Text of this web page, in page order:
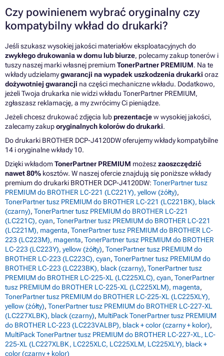
Czy powinienem wybrać oryginalny czy
kompatybilny wkład do drukarki?
Jeśli szukasz wysokiej jakości materiałów eksploatacyjnych do
zwykłego drukowania w domu lub biurze, polecamy zakup tonerów i
tuszy naszej marki własnej premiumTonerPartner PREMIUM. Na te
wkłady udzielamygwarancji na wypadek uszkodzenia drukarki oraz
dożywotniej gwarancji na części mechaniczne wkładu. Dodatkowo,
jeżeli Twoja drukarka nie widzi wkładu TonerPartner PREMIUM,
zgłaszasz reklamację, a my zwrócimy Ci pieniądze.
Jeżeli chcesz drukować zdjęcia lubprezentacjew wysokiej jakości,
zalecamy zakuporyginalnych kolorów do drukarki.
Do drukarki BROTHER DCP-J4120DW oferujemy wkłady kompatybilne
14 i oryginalne wkłady 10.
Dzięki wkładomTonerPartner PREMIUM możeszzaoszczędzić
nawet 80% kosztów. W naszej ofercie znajdują się poniższe wkłady
premium do drukarki BROTHER DCP-J4120DW: TonerPartner tusz
PREMIUM do BROTHER LC-221 (LC221Y), yellow (żółty),
TonerPartner tusz PREMIUM do BROTHER LC-221 (LC221BK), black
(czarny), TonerPartner tusz PREMIUM do BROTHER LC-221
(LC221C), cyan, TonerPartner tusz PREMIUM do BROTHER LC-221
(LC221M), magenta, TonerPartner tusz PREMIUM do BROTHER LC-
223 (LC223M), magenta, TonerPartner tusz PREMIUM do BROTHER
LC-223 (LC223Y), yellow (żółty), TonerPartner tusz PREMIUM do
BROTHER LC-223 (LC223C), cyan, TonerPartner tusz PREMIUM do
BROTHER LC-223 (LC223BK), black (czarny), TonerPartner tusz
PREMIUM do BROTHER LC-225-XL (LC225XLC), cyan, TonerPartner
tusz PREMIUM do BROTHER LC-225-XL (LC225XLM), magenta,
TonerPartner tusz PREMIUM do BROTHER LC-225-XL (LC225XLY),
yellow (żółty), TonerPartner tusz PREMIUM do BROTHER LC-227-XL
(LC227XLBK), black (czarny), MultiPack TonerPartner tusz PREMIUM
do BROTHER LC-223 (LC223VALBP), black + color (czarny + kolor),
MultiPack TonerPartner tusz PREMIUM do BROTHER LC-227-XL, LC-
225-XL (LC227XLBK, LC225XLC, LC225XLM, LC225XLY), black +
color (czarny + kolor)